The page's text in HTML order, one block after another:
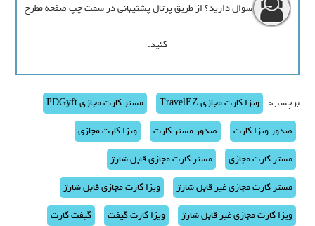
سوال دارید؟ از طریق پرتال پشتیبانی در سمت چپ صفحه مطرح
کنید.
برچسب: ویزا کارت مجازی TravelEZ
مستر کارت مجازی PDGyft
صدور ویزا کارت
صدور مستر کارت
ویزا کارت مجازی
مستر کارت مجازی
مستر کارت مجازی قابل شارژ
مستر کارت مجازی غیر قابل شارژ
ویزا کارت مجازی قابل شارژ
ویزا کارت مجازی غیر قابل شارژ
ویزا کارت گیفت
گیفت کارت